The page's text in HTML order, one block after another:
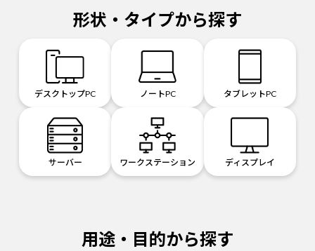
形状・タイプから探す
デスクトップPC ノートPC タブレットPC
サーバー ワークステーション ディスプレイ
用途・目的から探す